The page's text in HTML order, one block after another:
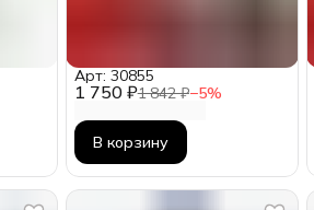
1 750 ₽1 842 ₽−5%
Арт: 30855
В корзину